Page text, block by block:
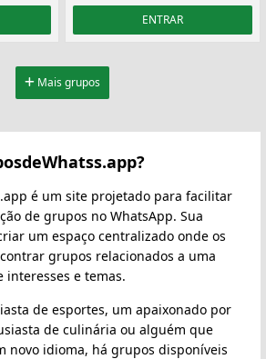
ENTRAR
Mais grupos
é um site projetado para facilitar
de grupos no WhatsApp. Sua
um espaço centralizado onde os
grupos relacionados a uma
interesses e temas.
de esportes, um apaixonado por
de culinária ou alguém que
novo idioma, há grupos disponíveis